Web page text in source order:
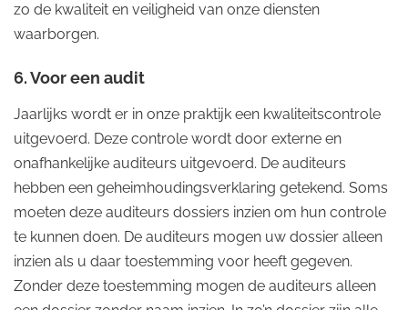
zo de kwaliteit en veiligheid van onze diensten
waarborgen.
6. Voor een audit
Jaarlijks wordt er in onze praktijk een kwaliteitscontrole
uitgevoerd. Deze controle wordt door externe en
onafhankelijke auditeurs uitgevoerd. De auditeurs
hebben een geheimhoudingsverklaring getekend. Soms
moeten deze auditeurs dossiers inzien om hun controle
te kunnen doen. De auditeurs mogen uw dossier alleen
inzien als u daar toestemming voor heeft gegeven.
Zonder deze toestemming mogen de auditeurs alleen